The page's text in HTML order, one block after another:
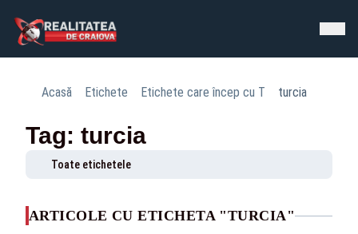
Acasă Etichete Etichete care încep cu T turcia
Tag: turcia
Toate etichetele
ARTICOLE CU ETICHETA "TURCIA"